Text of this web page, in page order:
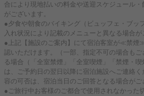
合により現地払いの料金や送迎スケジュール
がございます。
●夕食や朝食のバイキング（ビュッフェ・ブッ
入れ状況により記載のメニューと異なる場合が
●上記【施設のご案内】にて宿泊客室が≪禁
認いただけます。（一部、指定不可の場合も
る場合（「全室禁煙」「全室喫煙」「禁煙・
は、ご予約日の翌日以降に宿泊施設へご連絡
容の可否は、宿泊当日のご回答となる場合がご
●ご旅行中お客様のご都合で使用されなかった